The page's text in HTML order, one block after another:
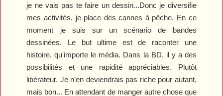
je ne vais pas te faire un dessin...Donc je diversifie
mes activités, je place des cannes à pêche. En ce
moment je suis sur un scénario de bandes
dessinées. Le but ultime est de raconter une
histoire, qu'importe le média. Dans la BD, il y a des
possibilités et une rapidité appréciables. Plutôt
libérateur. Je n’en deviendrais pas riche pour autant,
mais bon... En attendant de manger autre chose que